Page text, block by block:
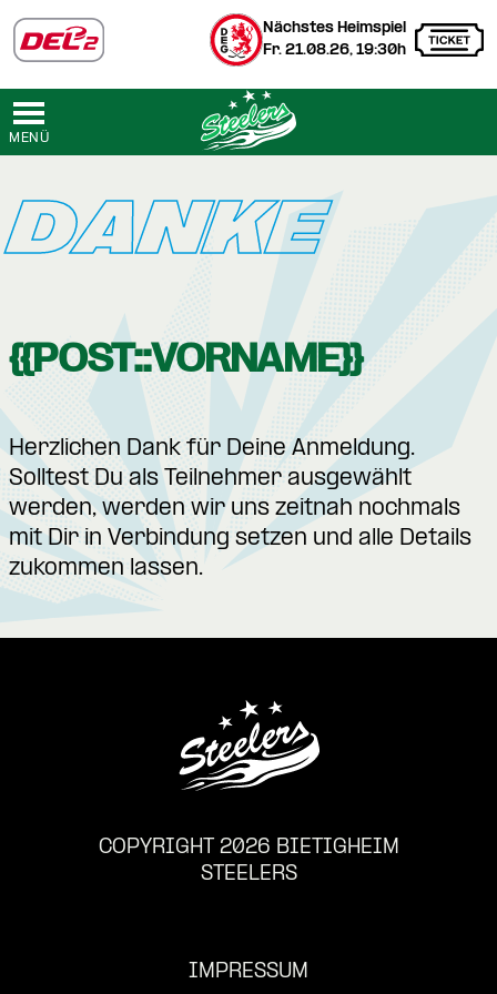
Nächstes Heimspiel
Fr. 21.08.26, 19:30h
MENÜ
DANKE
{{POST::VORNAME}}
Herzlichen Dank für Deine Anmeldung.
Solltest Du als Teilnehmer ausgewählt
werden, werden wir uns zeitnah nochmals
mit Dir in Verbindung setzen und alle Details
zukommen lassen.
COPYRIGHT 2026 BIETIGHEIM
STEELERS
IMPRESSUM